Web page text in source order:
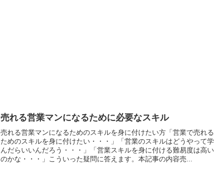
売れる営業マンになるために必要なスキル
売れる営業マンになるためのスキルを身に付けたい方「営業で売れる
ためのスキルを身に付けたい・・・」「営業のスキルはどうやって学
んだらいいんだろう・・・」「営業スキルを身に付ける難易度は高い
のかな・・・」こういった疑問に答えます。本記事の内容売...